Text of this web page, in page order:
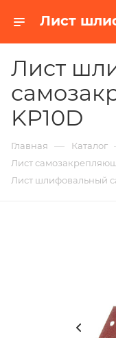
Лист
KP10D
Главная — Каталог
Лист
Лист шлифовальный